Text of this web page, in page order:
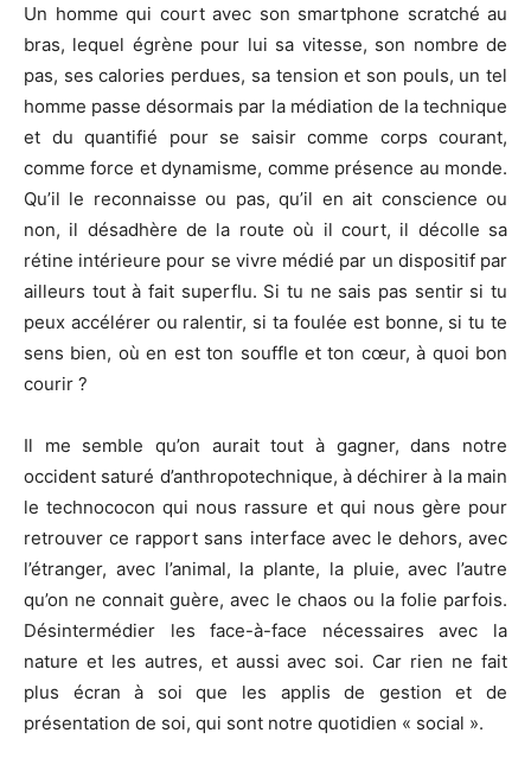
Un homme qui court avec son smartphone scratché au
bras, lequel égrène pour lui sa vitesse, son nombre de
pas, ses calories perdues, sa tension et son pouls, un tel
homme passe désormais par la médiation de la technique
et du quantifié pour se saisir comme corps courant,
comme force et dynamisme, comme présence au monde.
Qu’il le reconnaisse ou pas, qu’il en ait conscience ou
non, il désadhère de la route où il court, il décolle sa
rétine intérieure pour se vivre médié par un dispositif par
ailleurs tout à fait superflu. Si tu ne sais pas sentir si tu
peux accélérer ou ralentir, si ta foulée est bonne, si tu te
sens bien, où en est ton souffle et ton cœur, à quoi bon
courir ?
Il me semble qu’on aurait tout à gagner, dans notre
occident saturé d’anthropotechnique, à déchirer à la main
le technococon qui nous rassure et qui nous gère pour
retrouver ce rapport sans interface avec le dehors, avec
l’étranger, avec l’animal, la plante, la pluie, avec l’autre
qu’on ne connait guère, avec le chaos ou la folie parfois.
Désintermédier les face-à-face nécessaires avec la
nature et les autres, et aussi avec soi. Car rien ne fait
plus écran à soi que les applis de gestion et de
présentation de soi, qui sont notre quotidien « social ».